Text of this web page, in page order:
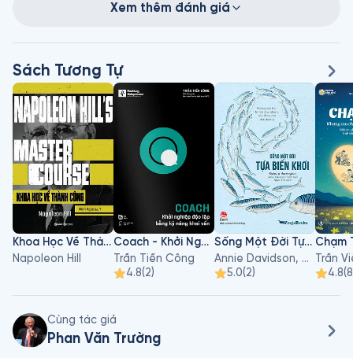
Xem thêm đánh giá
Sách Tương Tự
Khoa Học Về Thành Công
Napoleon Hill
Coach - Khởi Nghiệp Độc Lập Bằng Kỹ Năng Khai Vấn
Trần Tiến Công
4.8(2)
Sống Một Đời Tựa Biển Khơi
Annie Davidson, Richard Harrington
5.0(2)
Chạm
Trần
4.8(8
Cùng tác giả
Phan Văn Trường